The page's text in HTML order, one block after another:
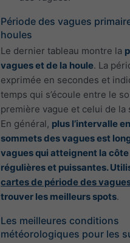
Période des vagues
houles
Le dernier tableau montre la
vagues et de la houle. La
exprimée en secondes et
temps qui s’écoule entre le
première vague et celui de la
En général, plus l’intervalle
sommets des vagues est
vagues qui atteignent la
régulières et puissantes.
cartes de période des
trouver les meilleurs spots.
Les meilleures conditions
météorologiques pour les